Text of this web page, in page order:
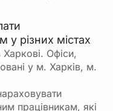
у різних містах
Офіси,
у м. Харків, м.
працівникам, які